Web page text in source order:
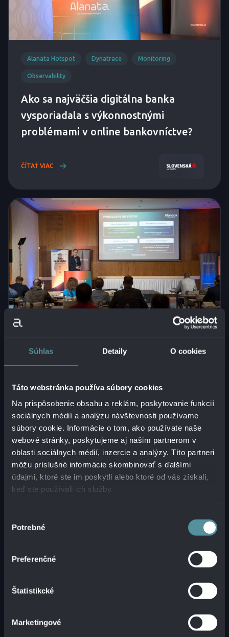
Súhlas Detaily O cookies
Táto webstránka používa súbory cookies
Na prispôsobenie obsahu a reklám, poskytovanie funkcií
sociálnych médií a analýzu návštevnosti používame
súbory cookie. Informácie o tom, ako používate naše
webové stránky, poskytujeme aj našim partnerom v
oblasti sociálnych médií, inzercie a analýzy. Títo partneri
môžu príslušné informácie skombinovať s ďalšími
údajmi, ktoré ste im poskytli alebo ktoré od vás získali,
keď ste používali ich služby.
súhlasu
Potrebné
Preferenčné
Štatistikcké
Marketingové
Alanata Hotspot Dynatrace Monitoring
Observability
Ako sa najväčšia digitálna banka
vysporiadala s výkonnostnými
problémami v online bankovníctve?
ČÍTAŤ VIAC
Alanata Hotspot Dynatrace
Observability
Konferencia priniesla reálne príbehy z
praxe: Dynatrace vyriešil problémy
ZSSK, O2 aj SLSP
ČÍTAŤ VIAC